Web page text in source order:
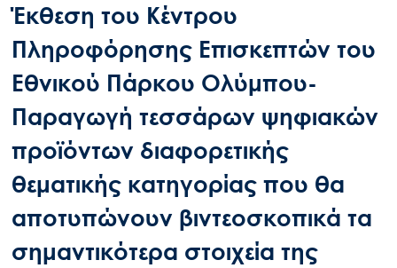
Έκθεση του Κέντρου
Πληροφόρησης Επισκεπτών του
Εθνικού Πάρκου Ολύμπου-
Παραγωγή τεσσάρων ψηφιακών
προϊόντων διαφορετικής
θεματικής κατηγορίας που θα
αποτυπώνουν βιντεοσκοπικά τα
σημαντικότερα στοιχεία της